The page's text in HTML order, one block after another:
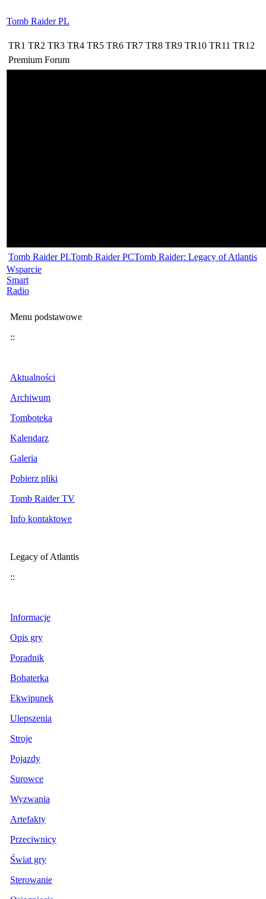
Tomb Raider PL
TR1 TR2 TR3 TR4 TR5 TR6 TR7 TR8 TR9 TR10 TR11 TR12
Premium Forum
Tomb Raider PLTomb Raider PCTomb Raider: Legacy of Atlantis
Wsparcie
Smart
Radio
Menu podstawowe
::
Aktualności
Archiwum
Tomboteka
Kalendarz
Galeria
Pobierz pliki
Tomb Raider TV
Info kontaktowe
Legacy of Atlantis
::
Informacje
Opis gry
Poradnik
Bohaterka
Ekwipunek
Ulepszenia
Stroje
Pojazdy
Surowce
Wyzwania
Artefakty
Przeciwnicy
Świat gry
Sterowanie